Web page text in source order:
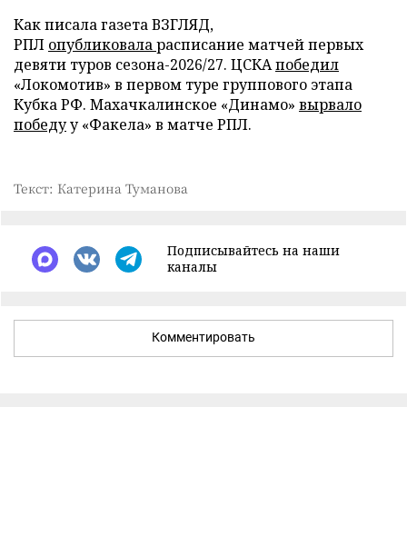
Как писала газета ВЗГЛЯД,
РПЛ опубликоваларасписание матчей первых
девяти туров сезона-2026/27. ЦСКАпобедил
«Локомотив» в первом туре группового этапа
Кубка РФ. Махачкалинское «Динамо» вырвало
победуу «Факела» в матче РПЛ.
Текст: Катерина Туманова
Подписывайтесь на наши
каналы
Комментировать